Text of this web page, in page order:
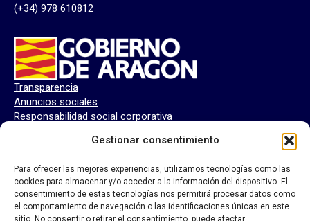
Gestionar consentimiento
Para ofrecer las mejores experiencias, utilizamos tecnologías como las
cookies para almacenar y/o acceder a la información del dispositivo. El
consentimiento de estas tecnologías nos permitirá procesar datos como
el comportamiento de navegación o las identificaciones únicas en este
sitio. No consentir o retirar el consentimiento, puede afectar
(+34) 978 610812
Transparencia
Anuncios sociales
Responsabilidad social corporativa